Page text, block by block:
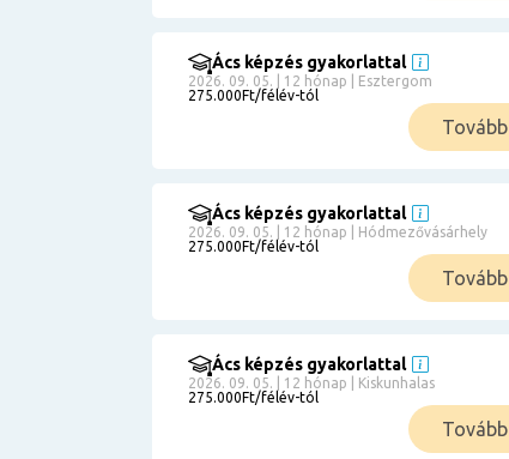
Ács képzés gyakorlattal
2026. 09. 05. | 12 hónap | Esztergom
275.000Ft/félév-tól
Tovább
Ács képzés gyakorlattal
2026. 09. 05. | 12 hónap | Hódmezővásárhely
275.000Ft/félév-tól
Tovább
Ács képzés gyakorlattal
2026. 09. 05. | 12 hónap | Kiskunhalas
275.000Ft/félév-tól
Tovább